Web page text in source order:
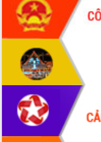
món ăn từ sầu riêng
Đắk Lắk công bố Quy hoạch và xúc
tiến đầu tư tỉnh
Ngành cá ngừ Đắk Lắk chủ động thích
ứng để giữ vững thị trường xuất khẩu
Diễn đàn Kinh tế tư nhân Việt Nam đột
phá cơ chế - Hợp tác công tư
Đề án 06 tạo bước ngoặt đột phá trong
cải cách hành chính tỉnh Đắk Lắk
Kết nối tour, đẩy mạnh chuyển đổi số
để phát triển du lịch Đắk Lắk
Khởi động Dự án Đầu tư xây dựng hạ
tầng kỹ thuật Cụm công nghiệp Tân